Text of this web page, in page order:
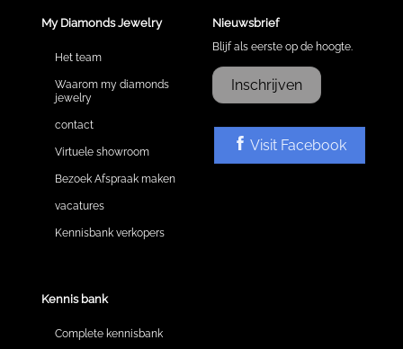
My Diamonds Jewelry
Het team
Waarom my diamonds
jewelry
contact
Virtuele showroom
Bezoek Afspraak maken
vacatures
Kennisbank verkopers
Kennis bank
Complete kennisbank
Nieuwsbrief
Blijf als eerste op de hoogte.
Inschrijven
Visit Facebook